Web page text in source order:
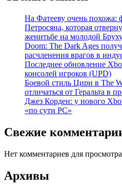
На Фатееву очень похожа:
Петросяна, которая
женитьбе на молодой
Doom: The Dark Ages
расчленения врагов в
Последнее обновление
консолей игроков (UPD)
Боевой стиль Цири в The
отличаться от Геральта в
Джез Корден: у нового
«по сути PC»
Свежие
Нет комментариев для
Архивы